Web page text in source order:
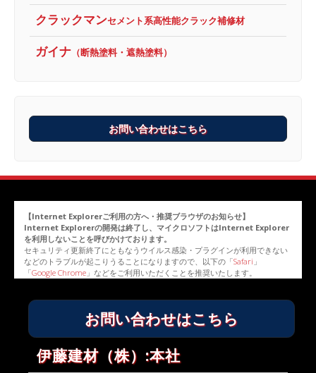
クラックマンセメント系高性能クラック補修材
ガイナ （断熱塗料・遮熱塗料）
お問い合わせはこちら
【Internet Explorerご利用の方へ・推奨ブラウザのお知らせ】
Internet Explorerの開発は終了し、マイクロソフトはInternet Explorer
を利用しないことを呼びかけております。
セキュリティ更新終了にともなうウイルス感染・プラグインが利用できない
などのトラブルが起こりうることになりますので、以下の「Safari 」
「Google Chrome 」などをご利用いただくことを推奨いたします。
お問い合わせはこちら
伊藤建材（株）:本社